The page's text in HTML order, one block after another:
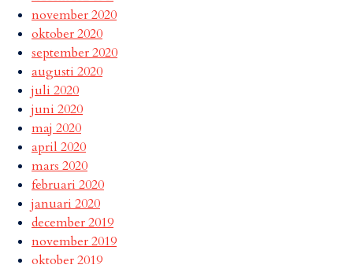
november 2020
oktober 2020
september 2020
augusti 2020
juli 2020
juni 2020
maj 2020
april 2020
mars 2020
februari 2020
januari 2020
december 2019
november 2019
oktober 2019